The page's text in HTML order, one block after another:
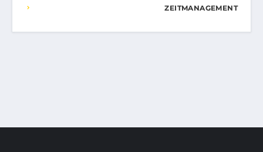
ZEITMANAGEMENT